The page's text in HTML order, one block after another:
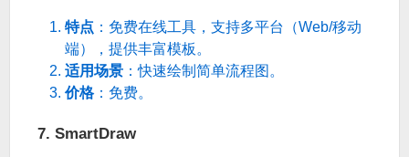
特点 ：免费在线工具，支持多平台（Web/移动
端），提供丰富模板。
适用场景 ：快速绘制简单流程图。
价格：免费。
7. SmartDraw